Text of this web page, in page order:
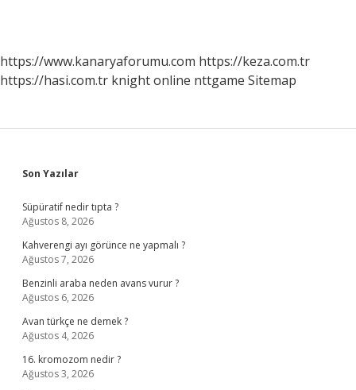
https://www.kanaryaforumu.com https://keza.com.tr
https://hasi.com.tr knight online nttgame Sitemap
Sidebar
Son Yazılar
Süpüratif nedir tıpta ?
Ağustos 8, 2026
Kahverengi ayı görünce ne yapmalı ?
Ağustos 7, 2026
Benzinli araba neden avans vurur ?
Ağustos 6, 2026
Avan türkçe ne demek ?
Ağustos 4, 2026
16. kromozom nedir ?
Ağustos 3, 2026